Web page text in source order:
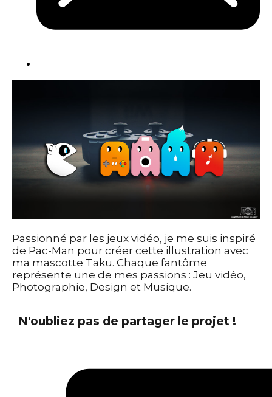
Passionné par les jeux vidéo, je me suis inspiré
de Pac-Man pour créer cette illustration avec
ma mascotte Taku. Chaque fantôme
représente une de mes passions : Jeu vidéo,
Photographie, Design et Musique.
N'oubliez pas de partager le projet !